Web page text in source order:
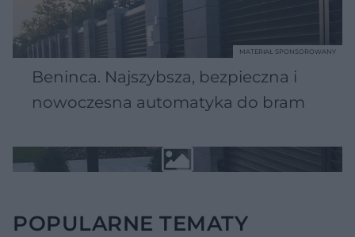
Beninca. Najszybsza, bezpieczna i
nowoczesna automatyka do bram
MATERIAŁ SPONSOROWANY
POPULARNE TEMATY